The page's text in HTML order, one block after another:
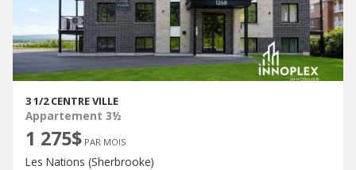
3 1/2 CENTRE VILLE
Appartement 3½
1 275$ PAR MOIS
Les Nations (Sherbrooke)